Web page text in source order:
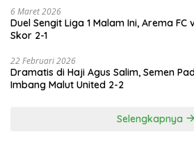
6 Maret 2026
Duel Sengit Liga 1 Malam Ini, Arema FC
Skor 2-1
22 Februari 2026
Dramatis di Haji Agus Salim, Semen
Imbang Malut United 2-2
Selengkapnya